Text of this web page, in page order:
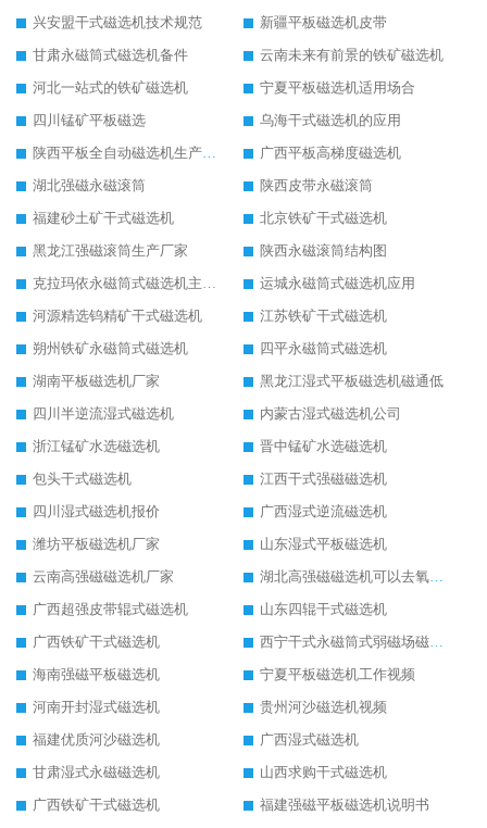
兴安盟干式磁选机技术规范
新疆平板磁选机皮带
甘肃永磁筒式磁选机备件
云南未来有前景的铁矿磁选机
河北一站式的铁矿磁选机
宁夏平板磁选机适用场合
四川锰矿平板磁选
乌海干式磁选机的应用
陕西平板全自动磁选机生产厂家
广西平板高梯度磁选机
湖北强磁永磁滚筒
陕西皮带永磁滚筒
福建砂土矿干式磁选机
北京铁矿干式磁选机
黑龙江强磁滚筒生产厂家
陕西永磁滚筒结构图
克拉玛依永磁筒式磁选机主要技术参数
运城永磁筒式磁选机应用
河源精选钨精矿干式磁选机
江苏铁矿干式磁选机
朔州铁矿永磁筒式磁选机
四平永磁筒式磁选机
湖南平板磁选机厂家
黑龙江湿式平板磁选机磁通低
四川半逆流湿式磁选机
内蒙古湿式磁选机公司
浙江锰矿水选磁选机
晋中锰矿水选磁选机
包头干式磁选机
江西干式强磁磁选机
四川湿式磁选机报价
广西湿式逆流磁选机
潍坊平板磁选机厂家
山东湿式平板磁选机
云南高强磁磁选机厂家
湖北高强磁磁选机可以去氧化铝
广西超强皮带辊式磁选机
山东四辊干式磁选机
广西铁矿干式磁选机
西宁干式永磁筒式弱磁场磁选机结构图
海南强磁平板磁选机
宁夏平板磁选机工作视频
河南开封湿式磁选机
贵州河沙磁选机视频
福建优质河沙磁选机
广西湿式磁选机
甘肃湿式永磁磁选机
山西求购干式磁选机
广西铁矿干式磁选机
福建强磁平板磁选机说明书